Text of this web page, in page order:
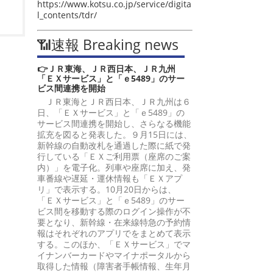
https://www.kotsu.co.jp/service/digita
l_contents/tdr/
📶速報 Breaking news
👉ＪＲ東海、ＪＲ西日本、ＪＲ九州
「ＥＸサービス」と「ｅ5489」のサー
ビス間連携を開始
ＪＲ東海とＪＲ西日本、ＪＲ九州は６
日、「ＥＸサービス」と「ｅ5489」の
サービス間連携を開始し、さらなる機能
拡充を図ると発表した。９月15日には、
新幹線の自動改札を通過した際に紙で発
行している「ＥＸご利用票（座席のご案
内）」を電子化。列車や座席に加え、発
車番線や遅延・運休情報も「ＥＸアプ
リ」で表示する。10月20日からは、
「ＥＸサービス」と「ｅ5489」のサー
ビス間を移動する際のログイン操作が不
要となり、新幹線・在来線特急の予約情
報はそれぞれのアプリでをまとめて表示
する。このほか、「ＥＸサービス」でマ
イナンバーカードやマイナポータルから
取得した情報（障害者手帳情報、生年月